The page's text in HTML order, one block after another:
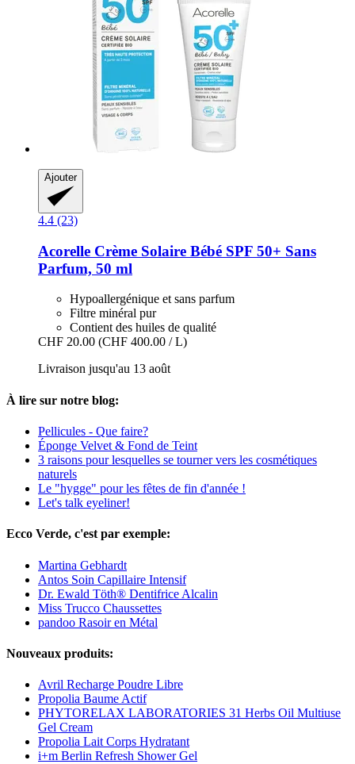
Ajouter
4.4 (23)
Acorelle Crème Solaire Bébé SPF 50+ Sans
Parfum, 50 ml
Hypoallergénique et sans parfum
Filtre minéral pur
Contient des huiles de qualité
CHF 20.00 (CHF 400.00 / L)
Livraison jusqu'au 13 août
À lire sur notre blog:
Pellicules - Que faire?
Éponge Velvet & Fond de Teint
3 raisons pour lesquelles se tourner vers les cosmétiques
naturels
Le "hygge" pour les fêtes de fin d'année !
Let's talk eyeliner!
Ecco Verde, c'est par exemple:
Martina Gebhardt
Antos Soin Capillaire Intensif
Dr. Ewald Töth® Dentifrice Alcalin
Miss Trucco Chaussettes
pandoo Rasoir en Métal
Nouveaux produits:
Avril Recharge Poudre Libre
Propolia Baume Actif
PHYTORELAX LABORATORIES 31 Herbs Oil Multiuse
Gel Cream
Propolia Lait Corps Hydratant
i+m Berlin Refresh Shower Gel